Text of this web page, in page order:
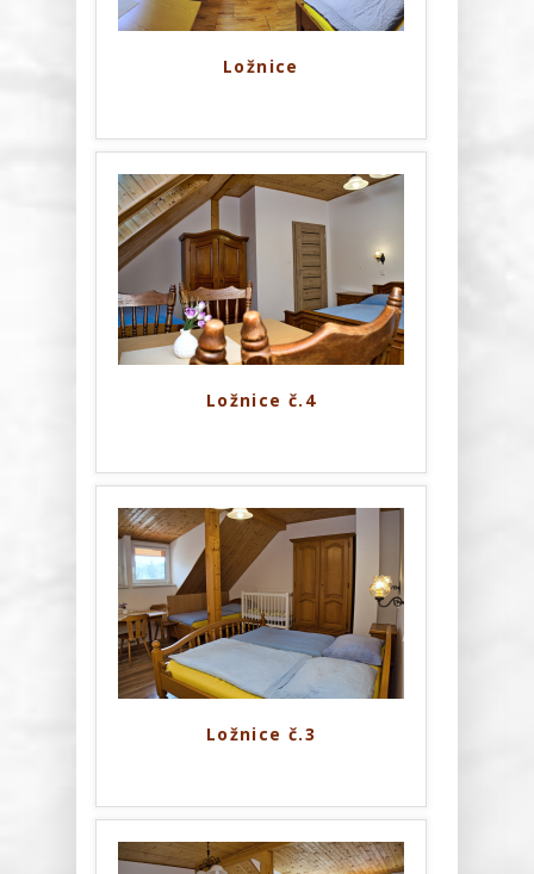
Ložnice
Ložnice č.4
Ložnice č.3
Inventory